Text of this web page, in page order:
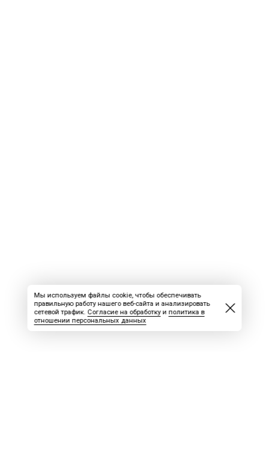
Мы используем файлы cookie, чтобы обеспечивать
правильную работу нашего веб-сайта и анализировать
сетевой трафик. Согласие на обработкуи политика в
отношении персональных данных